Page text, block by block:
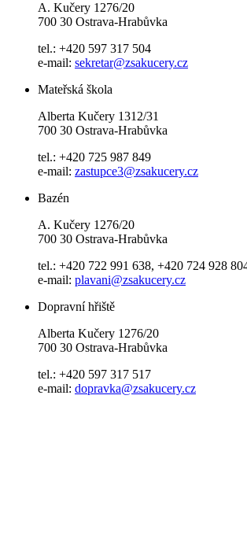
A. Kučery 1276/20
700 30 Ostrava-Hrabůvka
tel.: +420 597 317 504
e-mail: sekretar@zsakucery.cz
Mateřská škola
Alberta Kučery 1312/31
700 30 Ostrava-Hrabůvka
tel.: +420 725 987 849
e-mail: zastupce3@zsakucery.cz
Bazén
A. Kučery 1276/20
700 30 Ostrava-Hrabůvka
tel.: +420 722 991 638, +420 724 928
e-mail: plavani@zsakucery.cz
Dopravní hřiště
Alberta Kučery 1276/20
700 30 Ostrava-Hrabůvka
tel.: +420 597 317 517
e-mail: dopravka@zsakucery.cz